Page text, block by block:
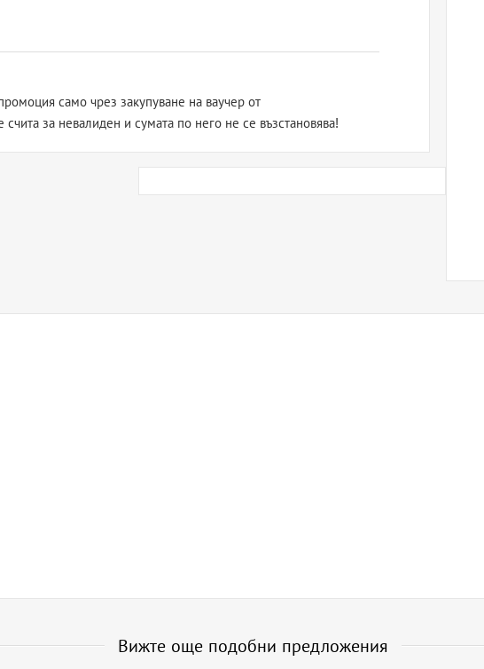
само чрез закупуване на ваучер от
за невалиден и сумата по него не се възстановява!
Вижте още подобни предложения